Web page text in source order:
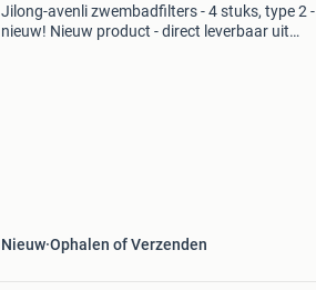
Jilong-avenli zwembadfilters - 4 stuks, type 2 -
nieuw! Nieuw product - direct leverbaar uit
Nieuw Ophalen of Verzenden